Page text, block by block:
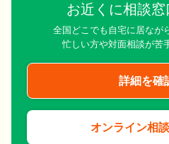
お近くに相談
全国どこでも自宅に居なが
忙しい方や対面相談が苦
詳細を確
オンライン相